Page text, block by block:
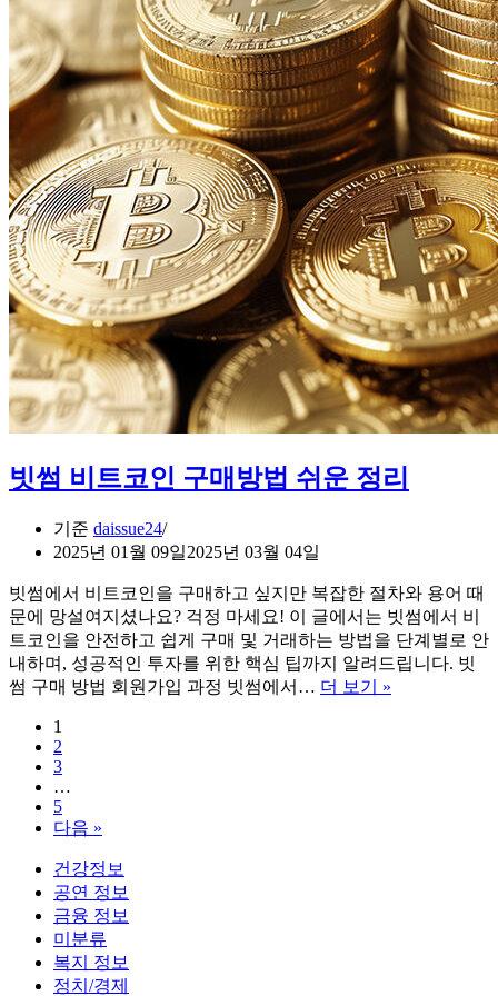
로
떠
나
는
알
뜰
한
봄
여
행
빗썸 비트코인 구매방법 쉬운 정리
기준 daissue24
2025년 01월 09일2025년 03월 04일
빗썸에서 비트코인을 구매하고 싶지만 복잡한 절차와 용어 때
문에 망설여지셨나요? 걱정 마세요! 이 글에서는 빗썸에서 비
트코인을 안전하고 쉽게 구매 및 거래하는 방법을 단계별로 안
내하며, 성공적인 투자를 위한 핵심 팁까지 알려드립니다. 빗
썸 구매 방법 회원가입 과정 빗썸에서… 더 보기 »
1
2
3
…
5
다음 »
건강정보
공연 정보
금융 정보
미분류
복지 정보
정치/경제